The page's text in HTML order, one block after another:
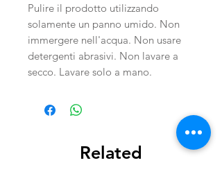
Pulire il prodotto utilizzando
solamente un panno umido. Non
immergere nell'acqua. Non usare
detergenti abrasivi. Non lavare a
secco. Lavare solo a mano.
Related